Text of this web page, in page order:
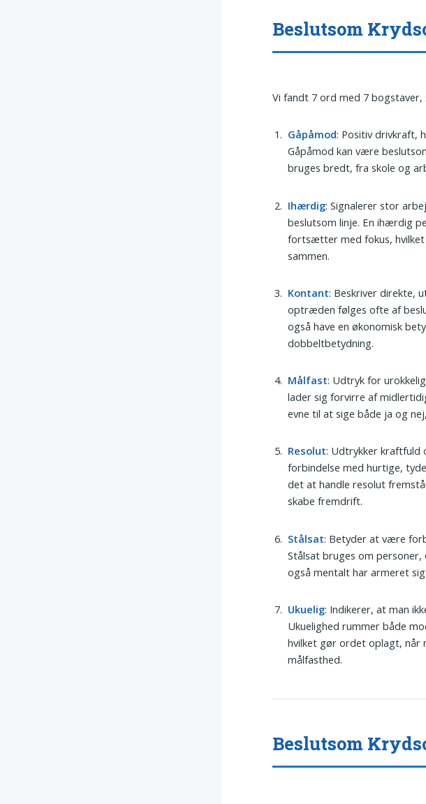
Beslutsom
Vi fandt 7 ord med 7
Gåpåmod: Positiv drivkraft,
Gåpåmod kan være
bruges bredt, fra skole og
Ihærdig: Signalerer stor
beslutsom linje. En ihærdig
fortsætter med fokus,
sammen.
Kontant: Beskriver direkte,
optræden følges ofte af
også have en økonomisk
dobbeltbetydning.
Målfast: Udtryk for
lader sig forvirre af
evne til at sige både ja og
Resolut: Udtrykker kraftfuld
forbindelse med hurtige,
det at handle resolut
skabe fremdrift.
Stålsat: Betyder at være
Stålsat bruges om
også mentalt har armeret
Ukuelig: Indikerer, at man
Ukuelighed rummer både
hvilket gør ordet oplagt, når
målfasthed.
Beslutsom